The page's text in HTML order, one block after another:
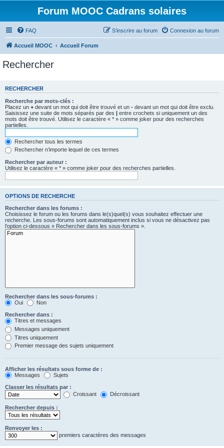
Forum MOOC Cadrans solaires
FAQ Connexion au forum
S’inscrire au forum
Accueil MOOC Accueil Forum
Rechercher
RECHERCHER
Recherche par mots-clés :
Placez un + devant un mot qui doit être trouvé et un - devant un mot qui doit être exclu.
Saisissez une suite de mots séparés par des | entre crochets si uniquement un des
mots doit être trouvé. Utilisez le caractère « * » comme joker pour des recherches
partielles.
Rechercher tous les termes
Rechercher n’importe lequel de ces termes
Rechercher par auteur :
Utilisez le caractère « * » comme joker pour des recherches partielles.
OPTIONS DE RECHERCHE
Rechercher dans les forums :
Choisissez le forum ou les forums dans le(s)quel(s) vous souhaitez effectuer une
recherche. Les sous-forums sont automatiquement inclus si vous ne désactivez pas
l’option ci-dessous « Rechercher dans les sous-forums ».
Rechercher dans les sous-forums :
Oui
Non
Rechercher dans :
Titres et messages
Messages uniquement
Titres uniquement
Premier message des sujets uniquement
Afficher les résultats sous forme de :
Messages
Sujets
Classer les résultats par :
Croissant
Décroissant
Rechercher depuis :
Renvoyer les :
premiers caractères des messages